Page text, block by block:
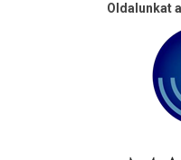
Oldalunkat